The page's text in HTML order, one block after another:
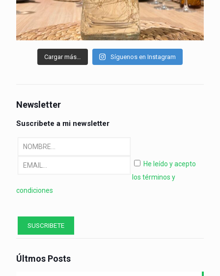
Cargar más… Síguenos en Instagram
Newsletter
Suscribete a mi newsletter
He leído y acepto
los términos y
condiciones
Últmos Posts